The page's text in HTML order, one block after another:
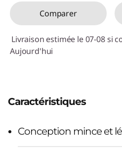
Comparer
Livraison estimée le 07-08 si
Aujourd'hui
Caractéristiques
Conception mince et